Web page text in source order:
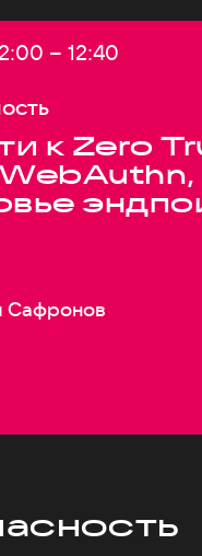
– Конец:
12:40
к Zero
Сафронов